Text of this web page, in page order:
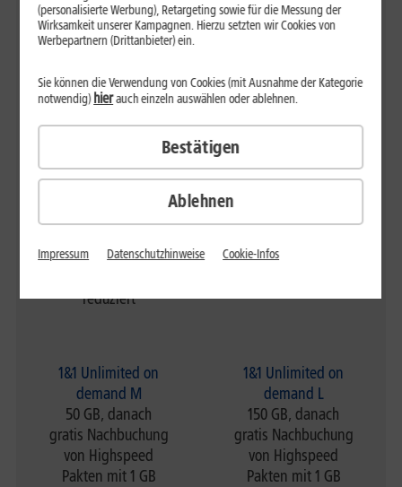
(Download)
reduziert
(Download)
monatlichen
auf max. 64 kBit/s
reduziert
gratis Nachbuchung
1&1 Unlimited on
demand M
50 GB, danach
gratis Nachbuchung
von Highspeed
Pakten mit 1 GB
1&1 Unlimited on
demand L
150 GB, danach
gratis Nachbuchung
von Highspeed
Pakten mit 1 GB
(personalisierte Werbung), Retargeting sowie für die Messung der
Wirksamkeit unserer Kampagnen. Hierzu setzten wir Cookies von
Werbepartnern (Drittanbieter) ein.
Ablehnen
Sie können die Verwendung von Cookies (mit Ausnahme der Kategorie
notwendig)hierauch einzeln auswählen oder ablehnen.
Bestätigen
Impressum Datenschutzhinweise Cookie-Infos